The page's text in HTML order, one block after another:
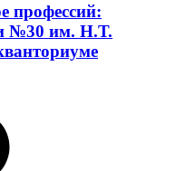
профессий:
№30 им. Н.Т.